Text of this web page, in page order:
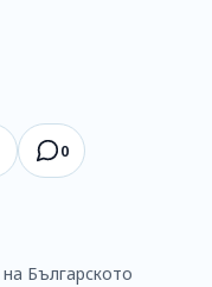
0
Българското